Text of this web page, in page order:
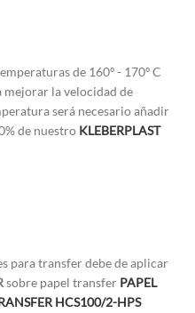
de 160º - 170º C
mejorar la velocidad de
será necesario añadir
de nuestro KLEBERPLAST
para transfer debe de aplicar
sobre papel transfer PAPEL
HCS100/2-HPS